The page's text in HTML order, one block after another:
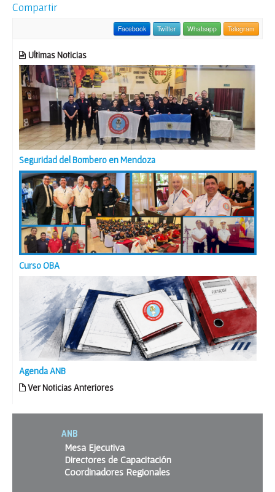
Compartir
Facebook Twitter Whatsapp Telegram
Ultimas Noticias
Seguridad del Bombero en Mendoza
Curso OBA
Agenda ANB
Ver Noticias Anteriores
ANB
Mesa Ejecutiva
Directores de Capacitación
Coordinadores Regionales